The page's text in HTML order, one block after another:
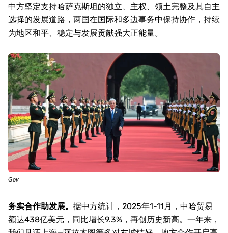
中方坚定支持哈萨克斯坦的独立、主权、领土完整及其自主
选择的发展道路，两国在国际和多边事务中保持协作，持续
为地区和平、稳定与发展贡献强大正能量。
Gov
务实合作助发展。 据中方统计， 2025年1-11月，中哈贸易
额达438亿美元，同比增长9.3% ，再创历史新高。一年来，